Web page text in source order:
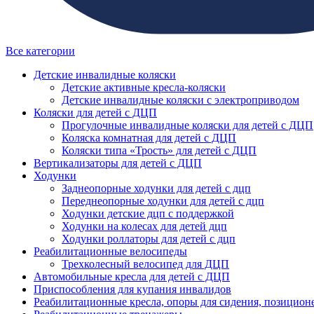
Все категории
Детские инвалидные коляски
Детские активные кресла-коляски
Детские инвалидные коляски с электроприводом
Коляски для детей с ДЦП
Прогулочные инвалидные коляски для детей с ДЦП
Коляска комнатная для детей с ДЦП
Коляски типа «Трость» для детей с ДЦП
Вертикализаторы для детей с ДЦП
Ходунки
Заднеопорные ходунки для детей с дцп
Переднеопорные ходунки для детей с дцп
Ходунки детские дцп с поддержкой
Ходунки на колесах для детей дцп
Ходунки роллаторы для детей с дцп
Реабилитационные велосипеды
Трехколесный велосипед для ДЦП
Автомобильные кресла для детей с ДЦП
Приспособления для купания инвалидов
Реабилитационные кресла, опоры для сидения,